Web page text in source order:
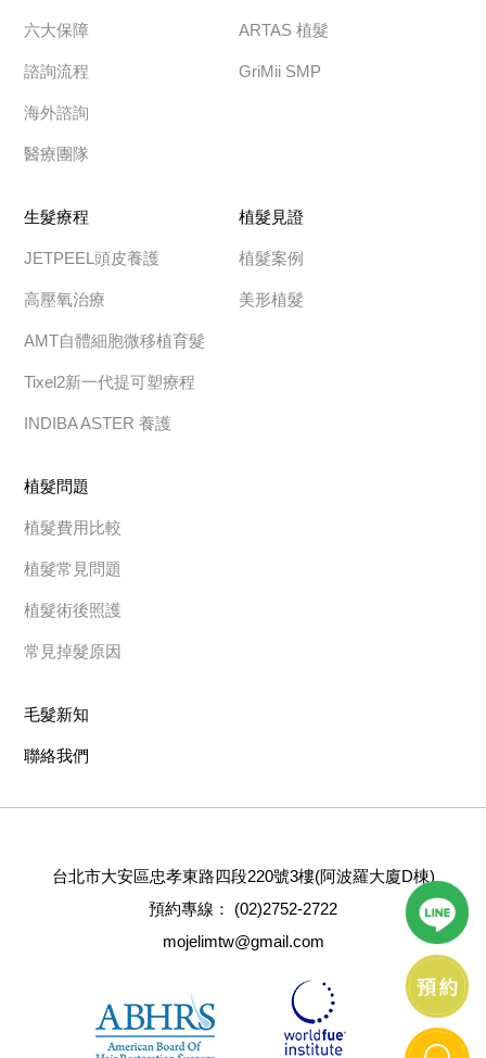
六大保障
諮詢流程
海外諮詢
醫療團隊
ARTAS 植髮
GriMii SMP
生髮療程
JETPEEL頭皮養護
高壓氧治療
AMT自體細胞微移植育髮
Tixel2新一代提可塑療程
INDIBA ASTER 養護
植髮見證
植髮案例
美形植髮
植髮問題
植髮費用比較
植髮常見問題
植髮術後照護
常見掉髮原因
毛髮新知
聯絡我們
台北市大安區忠孝東路四段220號3樓(阿波羅大廈D棟)
預約專線：
(02)2752-2722
mojelimtw@gmail.com